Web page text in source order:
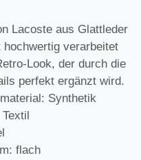
Lacoste aus Glattleder
verarbeitet
Look, der durch die
perfekt ergänzt wird.
Synthetik
flach